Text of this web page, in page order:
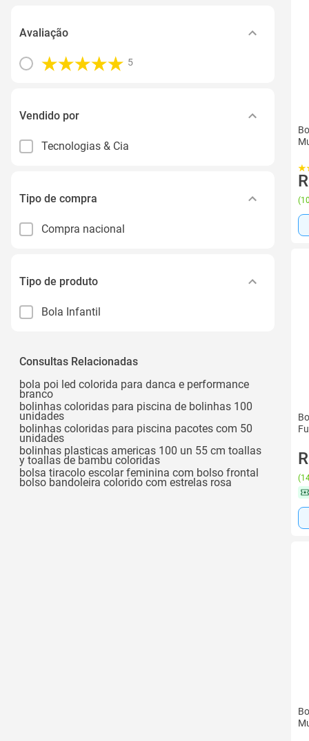
Avaliação
5
Vendido por
Tecnologias & Cia
Tipo de compra
Compra nacional
Tipo de produto
Bola Infantil
Consultas Relacionadas
bola poi led colorida para danca e performance
branco
bolinhas coloridas para piscina de bolinhas 100
unidades
bolinhas coloridas para piscina pacotes com 50
unidades
bolinhas plasticas americas 100 un 55 cm toallas
y toallas de bambu coloridas
bolsa tiracolo escolar feminina com bolso frontal
bolso bandoleira colorido com estrelas rosa
(
(